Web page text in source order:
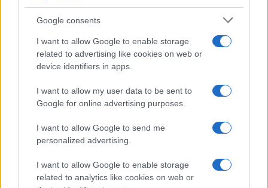
Google consents
I want to allow Google to enable storage
related to advertising like cookies on web or
device identifiers in apps.
I want to allow my user data to be sent to
Google for online advertising purposes.
I want to allow Google to send me
personalized advertising.
I want to allow Google to enable storage
related to analytics like cookies on web or
Pieve Comics 2026: tutto ciò che devi sapere
sull’evento nerd di Perugia
Andrea Conforti · 6 Ago 2026